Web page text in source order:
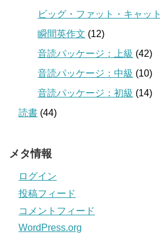
ビッグ・ファット・キャット
瞬間英作文 (12)
音読パッケージ：上級 (42)
音読パッケージ：中級 (10)
音読パッケージ：初級 (14)
読書 (44)
メタ情報
ログイン
投稿フィード
コメントフィード
WordPress.org